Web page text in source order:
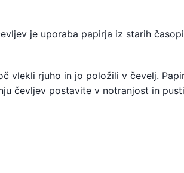
je uporaba papirja iz starih
vlekli rjuho in jo položili v čevelj.
čevljev postavite v notranjost in